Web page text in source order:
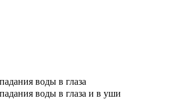
воды в глаза
воды в глаза и в уши